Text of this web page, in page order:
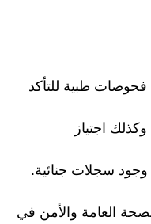
فحوصات طبية للتأكد
اجتياز
وجود سجلات جنائية.
العامة والأمن في